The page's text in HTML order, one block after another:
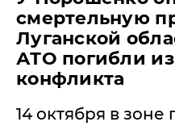
смертельную
Луганской
АТО погибли
конфликта
14 октября в